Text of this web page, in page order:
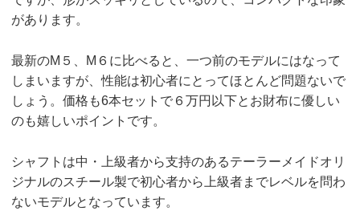
があります。
最新のM５、M６に比べると、一つ前のモデルにはなって
しまいますが、性能は初心者にとってほとんど問題ないで
しょう。価格も6本セットで６万円以下とお財布に優しい
のも嬉しいポイントです。
シャフトは中・上級者から支持のあるテーラーメイドオリ
ジナルのスチール製で初心者から上級者までレベルを問わ
ないモデルとなっています。